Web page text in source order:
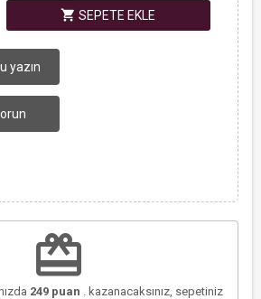
shopping_cart SEPETE EKLE
yazın
redeem
249 puan . kazanacaksınız, sepetiniz